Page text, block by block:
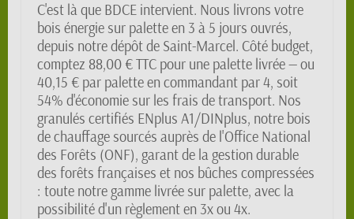
C'est là que BDCE intervient. Nous livrons votre
bois énergie sur palette en 3 à 5 jours ouvrés,
depuis notre dépôt de Saint-Marcel. Côté budget,
comptez 88,00 € TTC pour une palette livrée — ou
40,15 € par palette en commandant par 4, soit
54% d'économie sur les frais de transport. Nos
granulés certifiés ENplus A1/DINplus, notre bois
de chauffage sourcés auprès de l'Office National
des Forêts (ONF), garant de la gestion durable
des forêts françaises et nos bûches compressées
: toute notre gamme livrée sur palette, avec la
possibilité d'un règlement en 3x ou 4x.